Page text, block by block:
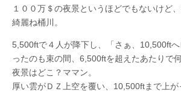
１００万＄の夜景というほどでもないけど
綺麗ね桶川。
5,500ftで４人が降下し、「さぁ、10,500ft
ったのも束の間、6,500ftを超えたあたりで
夜景はどこ？ママン。
厚い雲がＤＺ上空を覆い、10,500ftまで上が